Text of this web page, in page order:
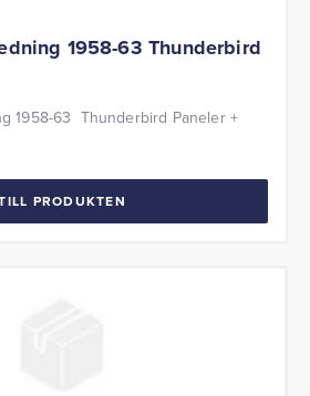
1958-63 Thunderbird
1958-63 Thunderbird Paneler +
PRODUKTEN